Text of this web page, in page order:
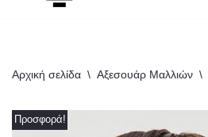
Αρχική σελίδα \ Αξεσουάρ Μαλλιών \
Προσφορά!